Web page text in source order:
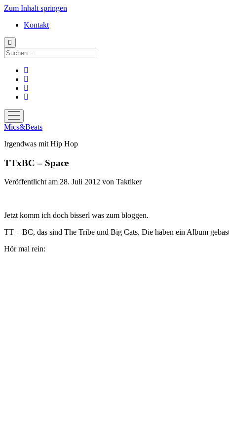
Zum Inhalt springen
Kontakt
Suchen
Menü
öffnen
Mics&Beats
Irgendwas mit Hip Hop
TTxBC – Space
Veröffentlicht am 28. Juli 2012 von Taktiker
Jetzt komm ich doch bisserl was zum bloggen.
TT + BC, das sind The Tribe und Big Cats. Die haben ein Album
Hör mal rein: